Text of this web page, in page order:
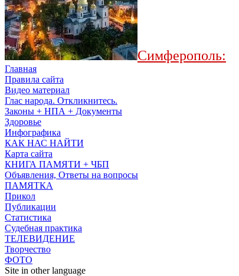
Симферополь:
Главная
Правила сайта
Видео материал
Глас народа. Откликнитесь.
Законы + НПА + Документы
Здоровье
Инфографика
КАК НАС НАЙТИ
Карта сайта
КНИГА ПАМЯТИ + ЧБП
Объявления, Ответы на вопросы
ПАМЯТКА
Прикол
Публикации
Статистика
Судебная практика
ТЕЛЕВИДЕНИЕ
Творчество
ФОТО
Site in other language